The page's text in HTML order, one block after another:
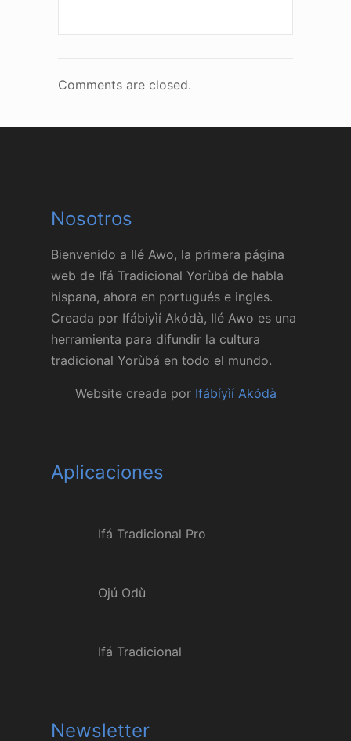
Comments are closed.
Nosotros
Bienvenido a Ilé Awo, la primera página
web de Ifá Tradicional Yorùbá de habla
hispana, ahora en portugués e ingles.
Creada por Ifábiyìí Akódà, Ilé Awo es una
herramienta para difundir la cultura
tradicional Yorùbá en todo el mundo.
Website creada por Ifábíyìí Akódà
Aplicaciones
Ifá Tradicional Pro
Ojú Odù
Ifá Tradicional
Newsletter